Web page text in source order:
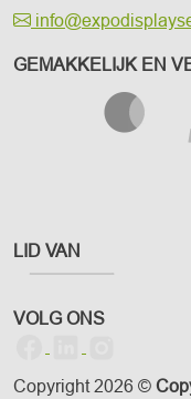
GEMAKKELIJK EN
LID VAN
VOLG ONS
Copyright 2026 ©